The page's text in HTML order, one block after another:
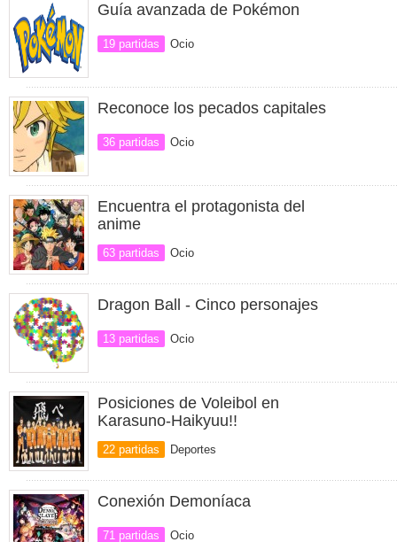
Guía avanzada de Pokémon
19 partidas Ocio
Reconoce los pecados capitales
36 partidas Ocio
Encuentra el protagonista del
anime
63 partidas Ocio
Dragon Ball - Cinco personajes
13 partidas Ocio
Posiciones de Voleibol en
Karasuno-Haikyuu!!
22 partidas Deportes
Conexión Demoníaca
71 partidas Ocio